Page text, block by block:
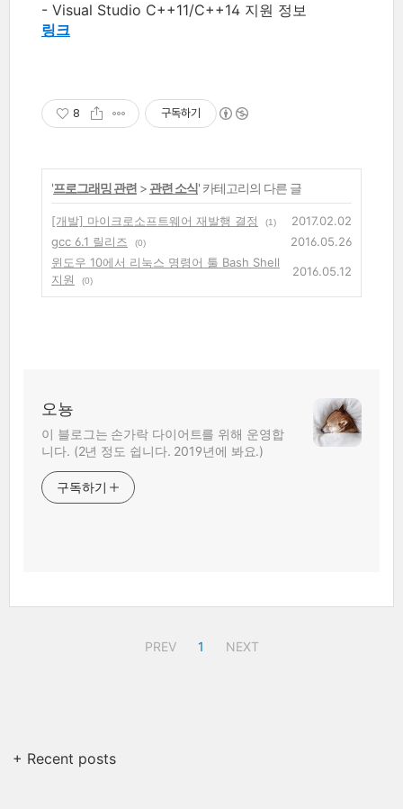
- Visual Studio C++11/C++14 지원 정보
링크
8 구독하기
'프로그래밍 관련 > 관련 소식' 카테고리의 다른 글
[개발] 마이크로소프트웨어 재발행 결정 (1)
2017.02.02
gcc 6.1 릴리즈
(0)
2016.05.26
윈도우 10에서 리눅스 명령어 툴 Bash Shell
지원
(0)
2016.05.12
오뇽
이 블로그는 손가락 다이어트를 위해 운영합
니다. (2년 정도 쉽니다. 2019년에 봐요.)
구독하기
PREV 1 NEXT
+ Recent posts